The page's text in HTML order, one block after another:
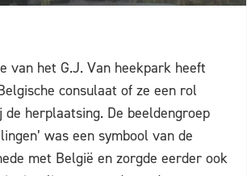
van het G.J. Van heekpark heeft
consulaat of ze een rol
de herplaatsing. De beeldengroep
was een symbool van de
met België en zorgde eerder ook